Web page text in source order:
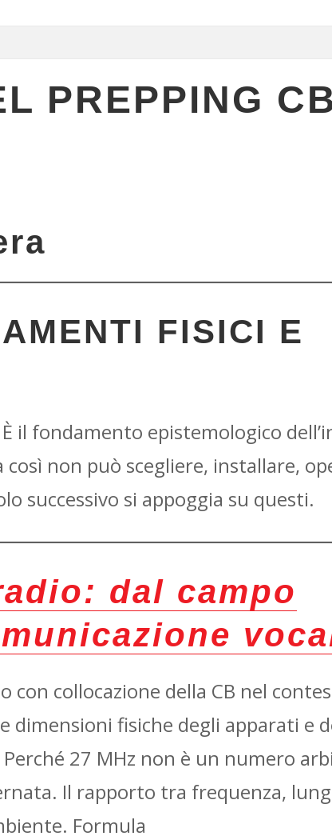
PREPPING
FISICI E
il fondamento epistemologico
non può scegliere, installare,
successivo si appoggia su questi.
dal campo
collocazione della CB nel
dimensioni fisiche degli apparati e
27 MHz non è un numero
Il rapporto tra frequenza,
Formula